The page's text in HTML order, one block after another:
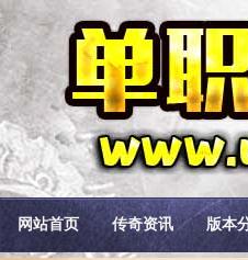
网站首页 传奇资讯 版本